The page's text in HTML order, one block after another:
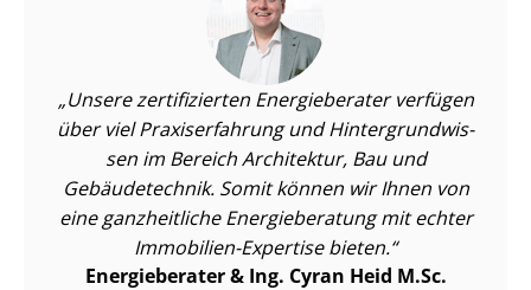
Unsere zertifizierten Energieberater verfügen
über viel Praxiserfahrung und Hin­ter­grund­wis­
sen im Bereich Architektur, Bau und
Gebäudetechnik. Somit können wir Ihnen von
eine ganzheitliche Energieberatung mit echter
Immobilien-Expertise bieten.
Energieberater & Ing. Cyran Heid M.Sc.